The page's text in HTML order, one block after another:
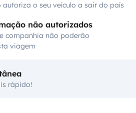
o seu veículo a sair do país
não autorizados
companhia não poderão
viagem
rápido!